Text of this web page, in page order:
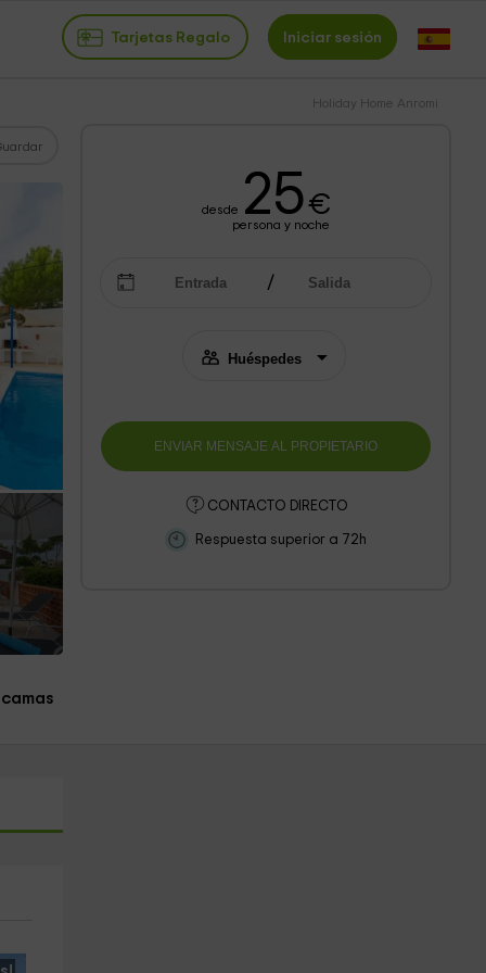
Tarjetas Regalo Iniciar sesión
Holiday Home Anromi
desde 25€
persona y noche
CONTACTO DIRECTO
Respuesta superior a 72h
camas